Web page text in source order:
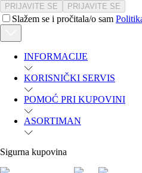
PRIJAVITE SE PRIJAVITE SE
Slažem se i pročitala/o sam
INFORMACIJE
KORISNIČKI SERVIS
POMOĆ PRI KUPOVINI
ASORTIMAN
Sigurna kupovina